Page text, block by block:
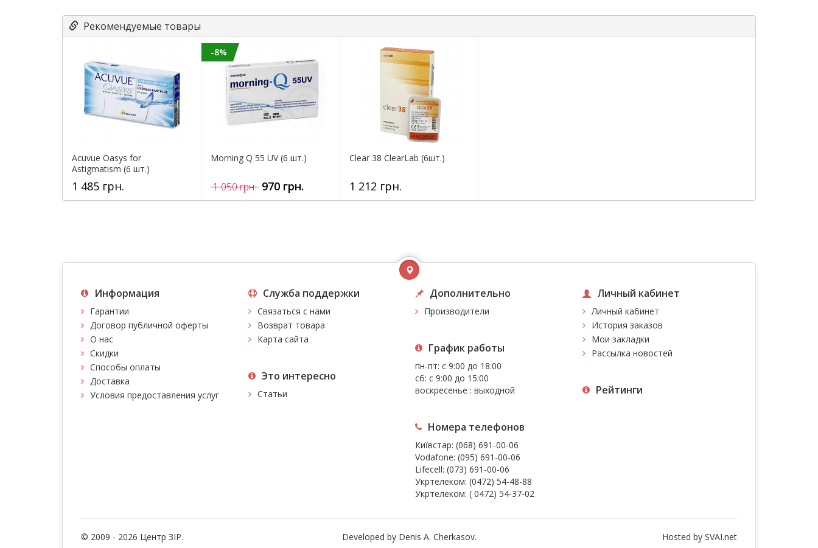
Рекомендуемые товары
Acuvue Oasys for
Astigmatism (6 шт.)
1 485 грн.
-8%
Morning Q 55 UV (6 шт.)
1 050 грн. 970 грн.
Clear 38 ClearLab (6шт.)
1 212 грн.
Информация
Гарантии
Договор публичной оферты
О нас
Скидки
Способы оплаты
Доставка
Условия предоставления услуг
Служба поддержки
Связаться с нами
Возврат товара
Карта сайта
Это интересно
Статьи
Дополнительно
Производители
График работы
пн-пт: с 9:00 до 18:00
сб: с 9:00 до 15:00
воскресенье : выходной
Номера телефонов
Київстар: (068) 691-00-06
Vodafone: (095) 691-00-06
Lifecell: (073) 691-00-06
Укртелеком: (0472) 54-48-88
Укртелеком: ( 0472) 54-37-02
Личный кабинет
Личный кабинет
История заказов
Мои закладки
Рассылка новостей
Рейтинги
© 2009 - 2026 Центр ЗIР. Developed by Denis A. Cherkasov. Hosted by SVAI.net